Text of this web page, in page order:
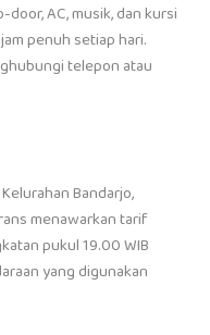
AC, musik, dan kursi
penuh setiap hari.
telepon atau
Bandarjo,
menawarkan tarif
pukul 19.00 WIB
yang digunakan